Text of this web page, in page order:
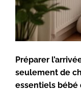
Préparer
seulement de
essentiels bébé